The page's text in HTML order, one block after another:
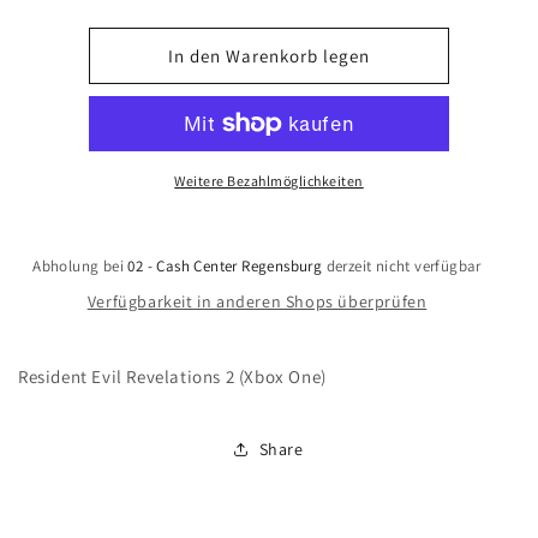
die
Menge
für
Resident
Evil
Revelations
2
(Xbox
die
Menge
für
Resident
Revelations
2
(Xbox
In den Warenkorb legen
Weitere Bezahlmöglichkeiten
Abholung bei02 - Cash Center Regensburg derzeit nicht verfügbar
Verfügbarkeit in anderen Shops überprüfen
Resident Evil Revelations 2 (Xbox One)
Share